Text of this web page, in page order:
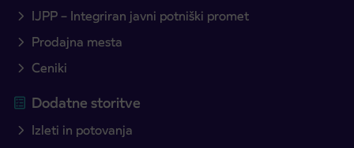
IJPP – Integriran javni potniški promet
Prodajna mesta
Ceniki
Dodatne storitve
Izleti in potovanja